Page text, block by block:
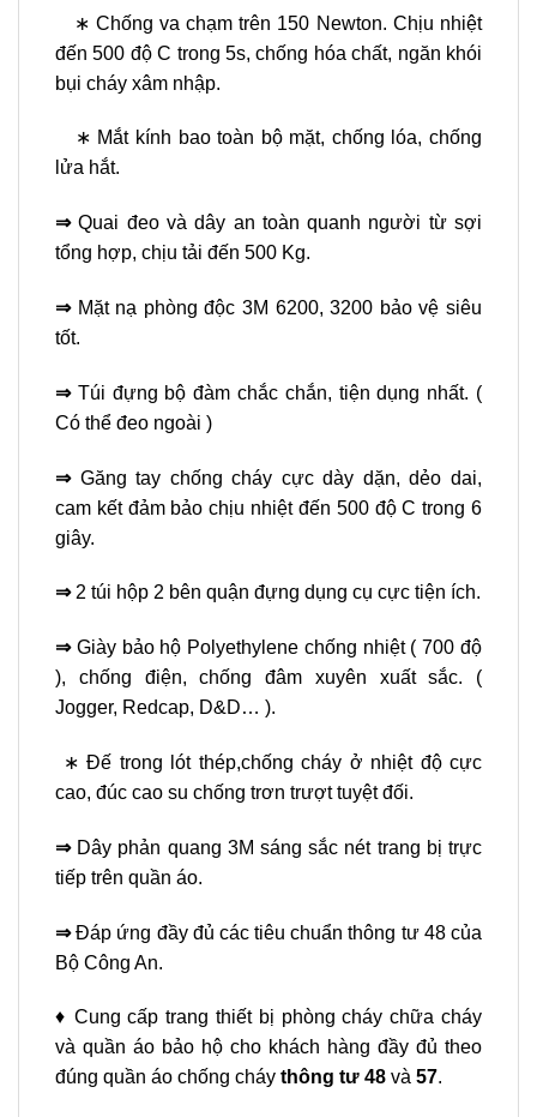
∗ Chống va chạm trên 150 Newton. Chịu nhiệt
đến 500 độ C trong 5s, chống hóa chất, ngăn khói
bụi cháy xâm nhập.
∗ Mắt kính bao toàn bộ mặt, chống lóa, chống
lửa hắt.
⇒Quai đeo và dây an toàn quanh người từ sợi
tổng hợp, chịu tải đến 500 Kg.
⇒ Mặt nạ phòng độc 3M 6200, 3200 bảo vệ siêu
tốt.
⇒ Túi đựng bộ đàm chắc chắn, tiện dụng nhất. (
Có thể đeo ngoài )
⇒ Găng tay chống cháy cực dày dặn, dẻo dai,
cam kết đảm bảo chịu nhiệt đến 500 độ C trong 6
giây.
⇒2 túi hộp 2 bên quận đựng dụng cụ cực tiện ích.
⇒ Giày bảo hộ Polyethylene chống nhiệt ( 700 độ
), chống điện, chống đâm xuyên xuất sắc. (
Jogger, Redcap, D&D… ).
∗ Đế trong lót thép,chống cháy ở nhiệt độ cực
cao, đúc cao su chống trơn trượt tuyệt đối.
⇒ Dây phản quang 3M sáng sắc nét trang bị trực
tiếp trên quần áo.
⇒Đáp ứng đầy đủ các tiêu chuẩn thông tư 48 của
Bộ Công An.
♦ Cung cấp trang thiết bị phòng cháy chữa cháy
và quần áo bảo hộ cho khách hàng đầy đủ theo
đúng quần áo chống cháy thông tư 48 và 57.